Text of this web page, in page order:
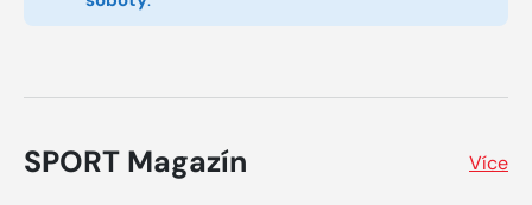
SPORT Magazín Více